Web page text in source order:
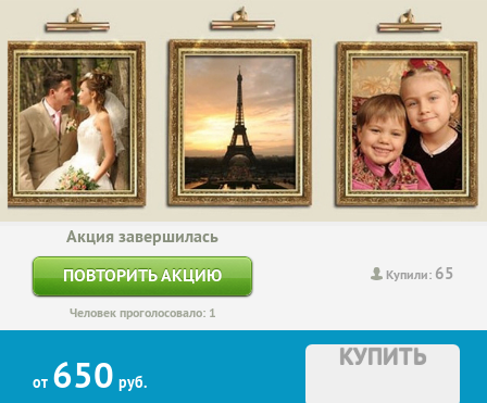
Купили: 65
Акция завершилась
ПОВТОРИТЬ АКЦИЮ
Человек проголосовало: 1
от 650 руб.
КУПИТЬ